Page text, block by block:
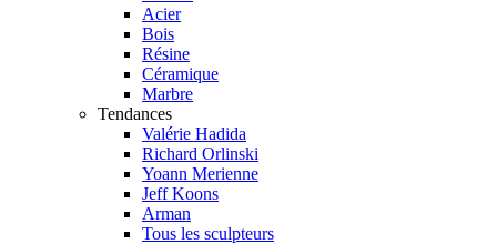
Acier
Bois
Résine
Céramique
Marbre
Tendances
Valérie Hadida
Richard Orlinski
Yoann Merienne
Jeff Koons
Arman
Tous les sculpteurs